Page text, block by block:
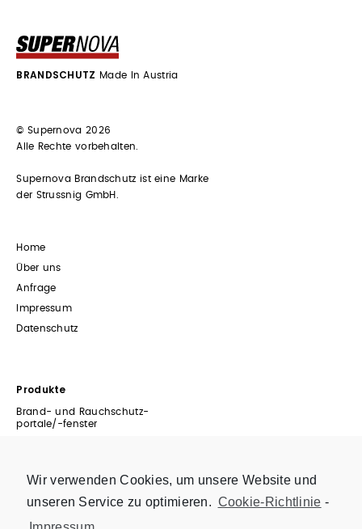
Wir verwenden Cookies, um unsere Website und
unseren Service zu optimieren. Cookie-Richtlinie -
BRANDSCHUTZ Made In Austria
© Supernova 2026
Alle Rechte vorbehalten.
Supernova Brandschutz ist eine Marke
der Strussnig GmbH.
Home
Über uns
Anfrage
Impressum
Datenschutz
Produkte
Brand- und Rauchschutz-
portale/-fenster
Fassadenbau
Faltelemente
Hebe-Schiebeelemente